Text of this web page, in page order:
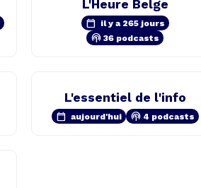
L'Heure Belge
calendar_today il y a 265 jours
podcasts 36 podcasts
L'essentiel de l'info
calendar_today aujourd'hui podcasts 4 podcasts